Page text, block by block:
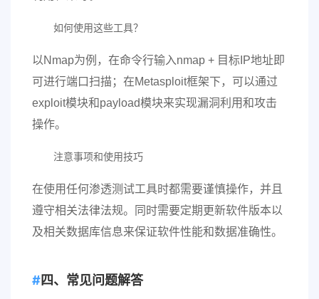
如何使用这些工具？
以Nmap为例，在命令行输入nmap + 目标IP地址即
可进行端口扫描；在Metasploit框架下，可以通过
exploit模块和payload模块来实现漏洞利用和攻击
操作。
注意事项和使用技巧
在使用任何渗透测试工具时都需要谨慎操作，并且
遵守相关法律法规。同时需要定期更新软件版本以
及相关数据库信息来保证软件性能和数据准确性。
四、常见问题解答